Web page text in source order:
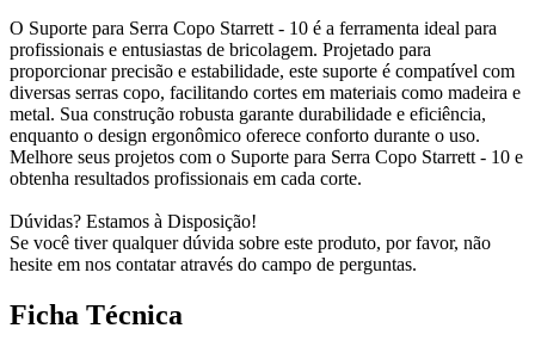
O Suporte para Serra Copo Starrett - 10 é a ferramenta ideal para
profissionais e entusiastas de bricolagem. Projetado para
proporcionar precisão e estabilidade, este suporte é compatível com
diversas serras copo, facilitando cortes em materiais como madeira e
metal. Sua construção robusta garante durabilidade e eficiência,
enquanto o design ergonômico oferece conforto durante o uso.
Melhore seus projetos com o Suporte para Serra Copo Starrett - 10 e
obtenha resultados profissionais em cada corte.
Dúvidas? Estamos à Disposição!
Se você tiver qualquer dúvida sobre este produto, por favor, não
hesite em nos contatar através do campo de perguntas.
Ficha Técnica